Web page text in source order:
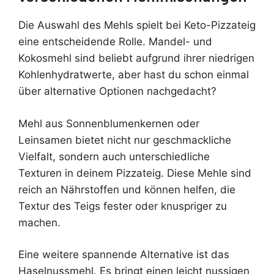
Die Auswahl des Mehls spielt bei Keto-Pizzateig
eine entscheidende Rolle. Mandel- und
Kokosmehl sind beliebt aufgrund ihrer niedrigen
Kohlenhydratwerte, aber hast du schon einmal
über alternative Optionen nachgedacht?
Mehl aus Sonnenblumenkernen oder
Leinsamen bietet nicht nur geschmackliche
Vielfalt, sondern auch unterschiedliche
Texturen in deinem Pizzateig. Diese Mehle sind
reich an Nährstoffen und können helfen, die
Textur des Teigs fester oder knuspriger zu
machen.
Eine weitere spannende Alternative ist das
Haselnussmehl. Es bringt einen leicht nussigen